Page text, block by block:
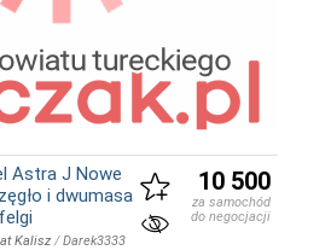
Astra J Nowe
i dwumasa
Kalisz /Darek3333
10 500
za samochód
do negocjacji